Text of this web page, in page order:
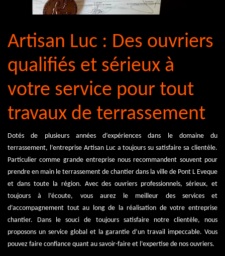
Artisan Luc : Des ouvriers
qualifiés et sérieux à
votre service pour tout
travaux de terrassement
Dotés de plusieurs années d’expériences dans le domaine du
terrassement, l’entreprise Artisan Luc a toujours su satisfaire sa clientèle.
Particulier comme grande entreprise nous recommandent souvent pour
prendre en main le terrassement de chantier dans la ville de Pont L Eveque
et dans toute la région. Avec des ouvriers professionnels, sérieux, et
toujours à l’écoute, vous aurez le meilleur des services et
d’accompagnement tout au long de la réalisation de votre entreprise
chantier. Dans le souci de toujours satisfaire notre clientèle, nous
proposons un service global et la garantie d’un travail impeccable. Vous
pouvez faire confiance quant au savoir-faire et l’expertise de nos ouvriers.